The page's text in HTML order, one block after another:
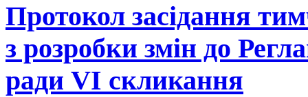
Протокол засідання
з розробки змін до
ради VI скликання